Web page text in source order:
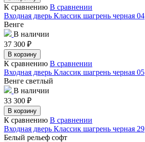
К сравнению В сравнении
Входная дверь Классик шагрень черная 04
Венге
В наличии
37 300 ₽
В корзину
К сравнению В сравнении
Входная дверь Классик шагрень черная 05
Венге светлый
В наличии
33 300 ₽
В корзину
К сравнению В сравнении
Входная дверь Классик шагрень черная 29
Белый рельеф софт